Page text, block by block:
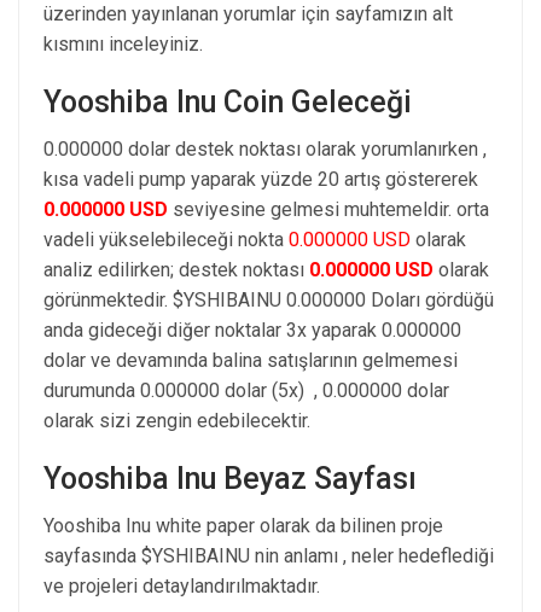
üzerinden yayınlanan yorumlar için sayfamızın alt
kısmını inceleyiniz.
Yooshiba Inu Coin Geleceği
0.000000 dolar destek noktası olarak yorumlanırken ,
kısa vadeli pump yaparak yüzde 20 artış göstererek
0.000000 USD seviyesine gelmesi muhtemeldir. orta
vadeli yükselebileceği nokta 0.000000 USD olarak
analiz edilirken; destek noktası 0.000000 USD olarak
görünmektedir. $YSHIBAINU 0.000000 Doları gördüğü
anda gideceği diğer noktalar 3x yaparak 0.000000
dolar ve devamında balina satışlarının gelmemesi
durumunda 0.000000 dolar (5x) , 0.000000 dolar
olarak sizi zengin edebilecektir.
Yooshiba Inu Beyaz Sayfası
Yooshiba Inu white paper olarak da bilinen proje
sayfasında $YSHIBAINU nin anlamı , neler hedeflediği
ve projeleri detaylandırılmaktadır.